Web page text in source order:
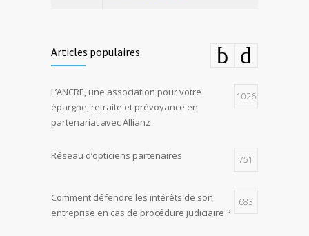
Articles populaires
L’ANCRE, une association pour votre
épargne, retraite et prévoyance en
partenariat avec Allianz
1026
Réseau d’opticiens partenaires 751
Comment défendre les intérêts de son
entreprise en cas de procédure judiciaire ?
683